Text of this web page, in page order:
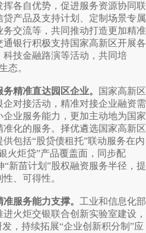
各自优势，促进服务资源协同联
产品及支持计划、定制场景专属
交流等，共同推动打造更加精准
银行积极支持国家高新区开展各
技金融路演等活动，共同培
态。
精准直达园区企业。
国家高新区
对接活动，精准对接企业融资需
业服务能力，更加主动地为国家
化的服务。择优遴选国家高新区
包括“股贷债租托”联动服务在内
火炬贷”产品覆盖面，同步配
“新苗计划”股权融资服务半径，提
、可得性。
服务能力支撑。 工业和信息化部
火炬交银联合创新实验室建设，
，持续拓展“企业创新积分制”应